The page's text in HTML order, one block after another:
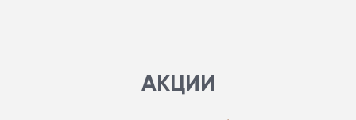
АКЦИИ